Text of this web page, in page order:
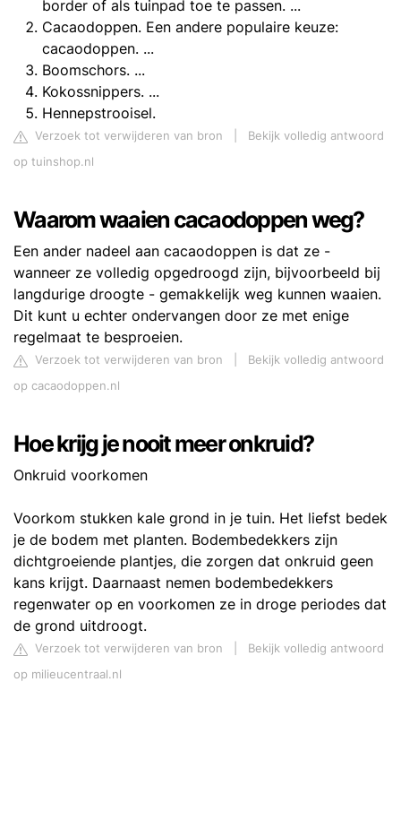
border of als tuinpad toe te passen. ...
Cacaodoppen. Een andere populaire keuze:
cacaodoppen. ...
Boomschors. ...
Kokossnippers. ...
Hennepstrooisel.
Verzoek tot verwijderen van bron
Bekijk volledig antwoord
op tuinshop.nl
Waarom waaien cacaodoppen weg?
Een ander nadeel aan cacaodoppen is dat ze -
wanneer ze volledig opgedroogd zijn, bijvoorbeeld bij
langdurige droogte - gemakkelijk weg kunnen waaien.
Dit kunt u echter ondervangen door ze met enige
regelmaat te besproeien.
Verzoek tot verwijderen van bron
Bekijk volledig antwoord
op cacaodoppen.nl
Hoe krijg je nooit meer onkruid?
Onkruid voorkomen
Voorkom stukken kale grond in je tuin. Het liefst bedek
je de bodem met planten. Bodembedekkers zijn
dichtgroeiende plantjes, die zorgen dat onkruid geen
kans krijgt. Daarnaast nemen bodembedekkers
regenwater op en voorkomen ze in droge periodes dat
de grond uitdroogt.
Verzoek tot verwijderen van bron
Bekijk volledig antwoord
op milieucentraal.nl